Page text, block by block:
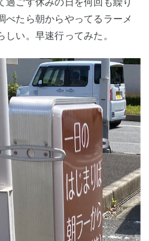
べたら朝からやってるラーメ
しい。早速行ってみた。